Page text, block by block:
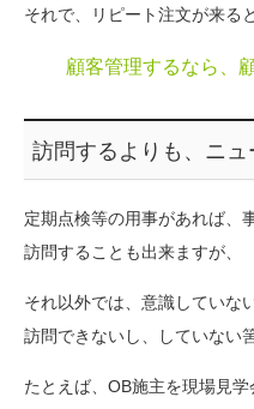
それで、リピート注文が来る
顧客管理するなら、
訪問するよりも、ニ
定期点検等の用事があれば、
訪問することも出来ますが、
それ以外では、意識していな
訪問できないし、していない
たとえば、OB施主を現場見